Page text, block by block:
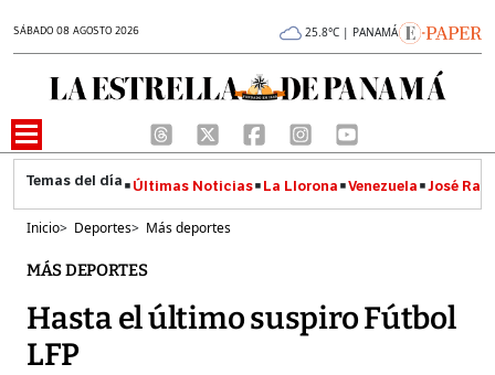
SÁBADO 08 AGOSTO 2026 25.8°C | PANAMÁ
Últimas Noticias La Llorona Venezuela José
Inicio> Deportes> Más deportes
MÁS DEPORTES
Hasta el último suspiro Fútbol
LFP